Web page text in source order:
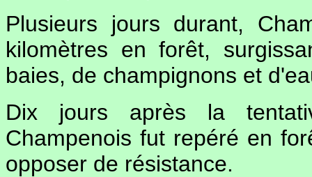
Plusieurs jours durant,
kilomètres en forêt,
baies, de champignons et
Dix jours après la
Champenois fut repéré en
opposer de résistance.